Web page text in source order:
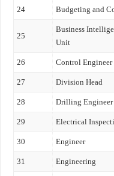
24 Budgeting and
25
Business
Unit
26 Control Engineer
27 Division Head
28 Drilling Engineer
29 Electrical
30 Engineer
31 Engineering